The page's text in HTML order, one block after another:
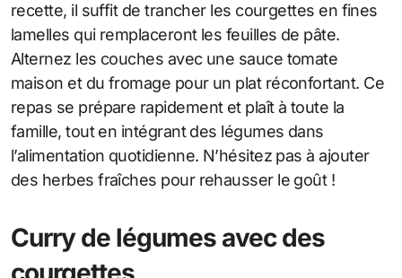
recette, il suffit de trancher les courgettes en fines
lamelles qui remplaceront les feuilles de pâte.
Alternez les couches avec une sauce tomate
maison et du fromage pour un plat réconfortant. Ce
repas se prépare rapidement et plaît à toute la
famille, tout en intégrant des légumes dans
l’alimentation quotidienne. N’hésitez pas à ajouter
des herbes fraîches pour rehausser le goût !
Curry de légumes avec des